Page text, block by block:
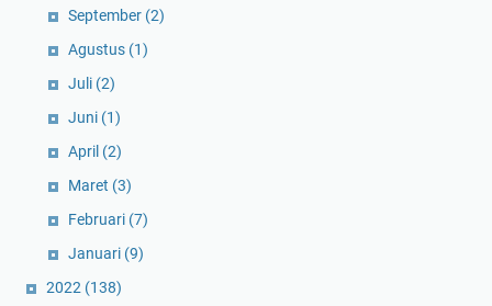
September (2)
Agustus (1)
Juli (2)
Juni (1)
April (2)
Maret (3)
Februari (7)
Januari (9)
2022 (138)